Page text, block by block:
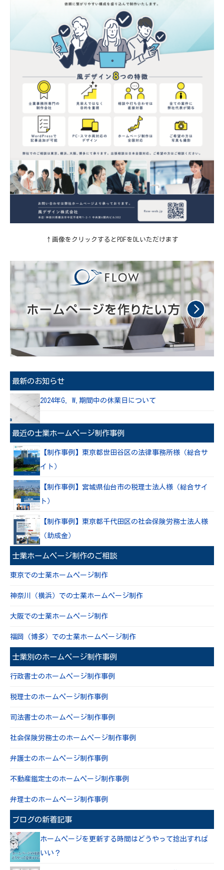
↑画像をクリックするとPDFをDLいただけます
最新のお知らせ
2024年G. W.期間中の休業日について
最近の士業ホームページ制作事例
【制作事例】東京都世田谷区の法律事務所様（総合サ
イト）
【制作事例】宮城県仙台市の税理士法人様（総合サイ
ト）
【制作事例】東京都千代田区の社会保険労務士法人様
（助成金）
士業ホームページ制作のご相談
東京での士業ホームページ制作
神奈川（横浜）での士業ホームページ制作
大阪での士業ホームページ制作
福岡（博多）での士業ホームページ制作
士業別のホームページ制作事例
行政書士のホームページ制作事例
税理士のホームページ制作事例
司法書士のホームページ制作事例
社会保険労務士のホームページ制作事例
弁護士のホームページ制作事例
不動産鑑定士のホームページ制作事例
弁理士のホームページ制作事例
ブログの新着記事
ホームページを更新する時間はどうやって捻出すれば
いい？